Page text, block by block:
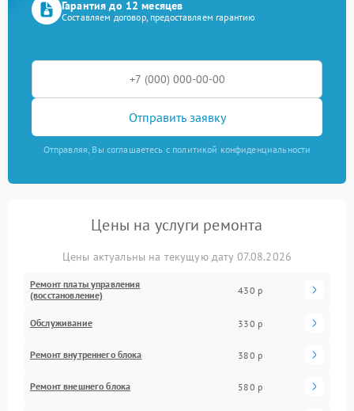
Гарантия до 12 месяцев
Составляем договор, предоставляем гарантию
Отправить заявку
Отправляя, Вы соглашаетесь с политикой конфиденциальности
Цены на услуги ремонта
Цены актуальны на текущую дату 07.08.2026
Ремонт платы управления
(восстановление)
430 р
Обслуживание 330 р
Ремонт внутреннего блока 380 р
Ремонт внешнего блока 580 р